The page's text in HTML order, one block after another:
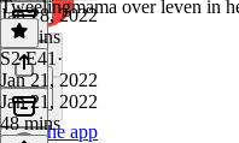
Get the app
Jan 28, 2022
43 mins
Tweelingmama over leven in
S2 E41 ·
Jan 21, 2022
Jan 21, 2022
48 mins